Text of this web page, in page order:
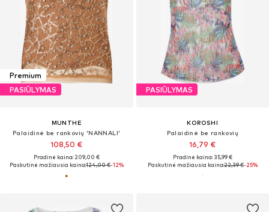
Premium
PASIŪLYMAS
MUNTHE
Palaidinė be rankovių 'NANNALI'
108,50 €
Pradinė kaina: 209,00 €
Paskutinė mažiausia kaina:124,00 €-12%
PASIŪLYMAS
KOROSHI
Palaidinė be rankovių
16,79 €
Pradinė kaina: 35,99 €
Paskutinė mažiausia kaina:22,39 €-25%